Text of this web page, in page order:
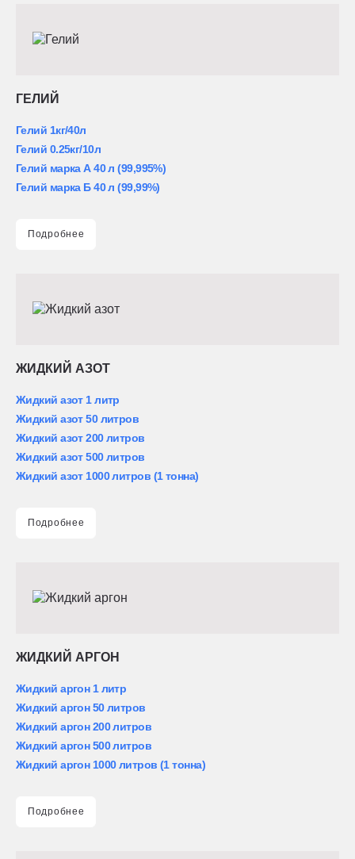
ГЕЛИЙ
Гелий 1кг/40л
Гелий 0.25кг/10л
Гелий марка А 40 л (99,995%)
Гелий марка Б 40 л (99,99%)
Подробнее
ЖИДКИЙ АЗОТ
Жидкий азот 1 литр
Жидкий азот 50 литров
Жидкий азот 200 литров
Жидкий азот 500 литров
Жидкий азот 1000 литров (1 тонна)
Подробнее
ЖИДКИЙ АРГОН
Жидкий аргон 1 литр
Жидкий аргон 50 литров
Жидкий аргон 200 литров
Жидкий аргон 500 литров
Жидкий аргон 1000 литров (1 тонна)
Подробнее